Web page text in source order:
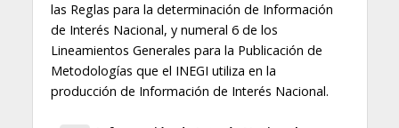
las Reglas para la determinación de Información
de Interés Nacional, y numeral 6 de los
Lineamientos Generales para la Publicación de
Metodologías que el INEGI utiliza en la
producción de Información de Interés Nacional.